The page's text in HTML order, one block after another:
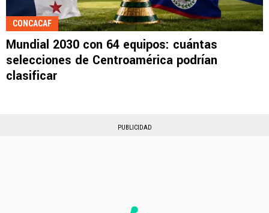
CONCACAF
Mundial 2030 con 64 equipos: cuántas
selecciones de Centroamérica podrían
clasificar
PUBLICIDAD